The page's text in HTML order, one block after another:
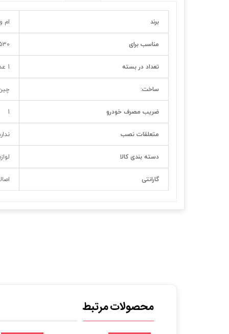
برند ام
مناسب برای X33 MT
تعداد در بسته 1 عدد
ساخت:
ضریب مصرف خودرو 1
متعلقات نصب
دسته بندی کالا
گارانتی
محصولات مرتبط